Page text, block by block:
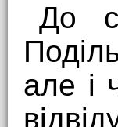
До
але і